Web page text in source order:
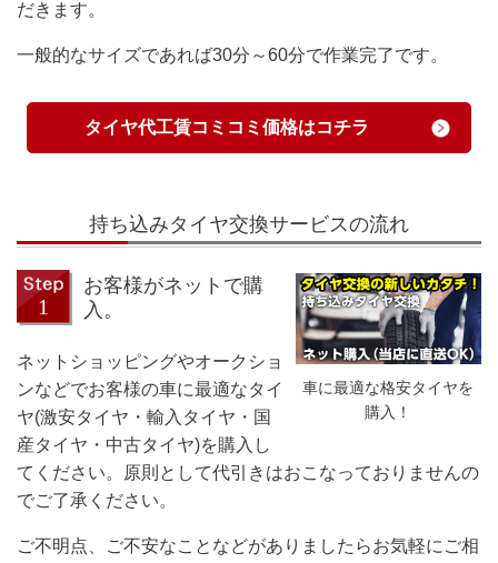
だきます。
一般的なサイズであれば30分～60分で作業完了です。
タイヤ代工賃コミコミ価格はコチラ
持ち込みタイヤ交換サービスの流れ
車に最適な格安タイヤを
購入！
お客様がネットで購
入。
ネットショッピングやオークショ
ンなどでお客様の車に最適なタイ
ヤ(激安タイヤ・輸入タイヤ・国
産タイヤ・中古タイヤ)を購入し
てください。原則として代引きはおこなっておりませんの
でご了承ください。
ご不明点、ご不安なことなどがありましたらお気軽にご相